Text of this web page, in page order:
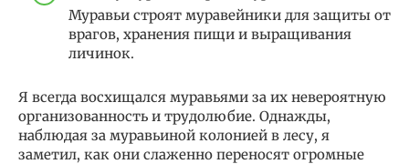
Муравьи строят муравейники для защиты от
врагов, хранения пищи и выращивания
личинок.
Я всегда восхищался муравьями за их невероятную
организованность и трудолюбие. Однажды,
наблюдая за муравьиной колонией в лесу, я
заметил, как они слаженно переносят огромные